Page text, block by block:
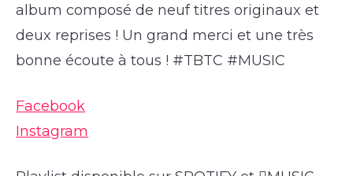
album composé de neuf titres originaux et
deux reprises ! Un grand merci et une très
bonne écoute à tous ! #TBTC #MUSIC
Facebook
Instagram